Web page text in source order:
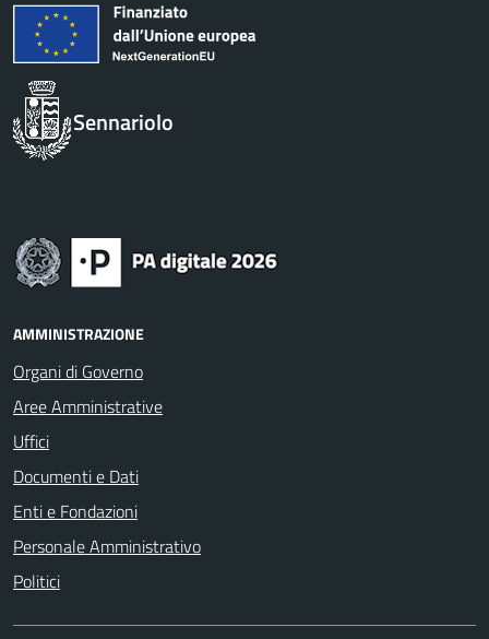
Sennariolo
AMMINISTRAZIONE
Organi di Governo
Aree Amministrative
Uffici
Documenti e Dati
Enti e Fondazioni
Personale Amministrativo
Politici